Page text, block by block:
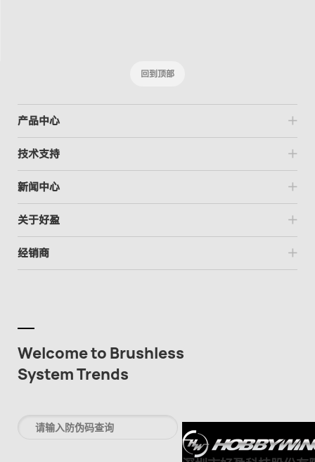
回到顶部
产品中心
技术支持
新闻中心
关于好盈
经销商
Welcome to Brushless
System Trends